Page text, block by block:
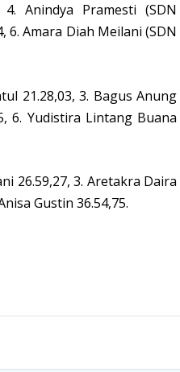
Anindya Pramesti (SDN
6. Amara Diah Meilani (SDN
21.28,03, 3. Bagus Anung
6. Yudistira Lintang Buana
26.59,27, 3. Aretakra Daira
Gustin 36.54,75.